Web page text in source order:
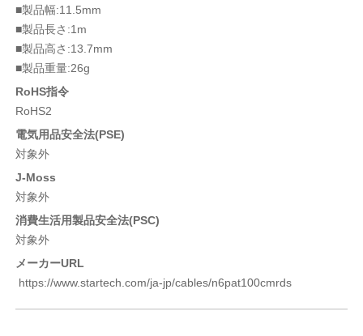
■製品幅:11.5mm
■製品長さ:1m
■製品高さ:13.7mm
■製品重量:26g
RoHS指令
RoHS2
電気用品安全法(PSE)
対象外
J-Moss
対象外
消費生活用製品安全法(PSC)
対象外
メーカーURL
https://www.startech.com/ja-jp/cables/n6pat100cmrds